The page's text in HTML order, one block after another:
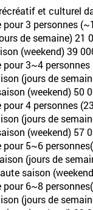
et culturel
pour 3 personnes
de semaine) 21
(weekend) 39
pour 3~4
(jours de
(weekend) 50
pour 4 personnes
(jours de
(weekend) 57
pour 5~6
(jours de
saison
pour 6~8
(jours de